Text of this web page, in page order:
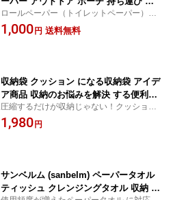
り下げ どこでもロールペーパーカバー
PallyPally サンベルム
ロールペーパー（トイレットペーパー）を
携行できるカバーです。 アウトドアやレジ
ャーに大活躍！
1,000円 送料無料
収納袋 クッション になる収納袋 アイデ
ア商品 収納のお悩みを解決 する便利グ
ッズ 衣類を収納するだけで クッション
として使えます タオルやブランケット
圧縮するだけが収納じゃない！クッション
として有効利用すれば新たな収納スペース
もできて一石二鳥 布団を捨てるのに困って
1,980円
サンベルム (sanbelm) ペーパータオル
ティッシュ クレンジングタオル 収納 ケ